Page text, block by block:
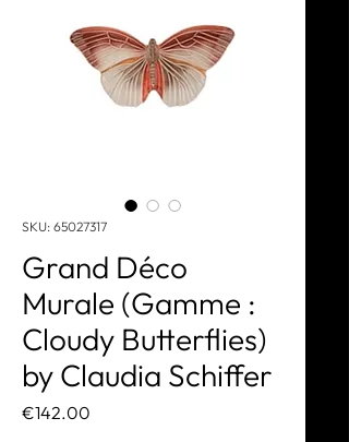
SKU: 65027317
Grand Déco
Murale (Gamme :
Cloudy Butterflies)
by Claudia Schiffer
€142.00